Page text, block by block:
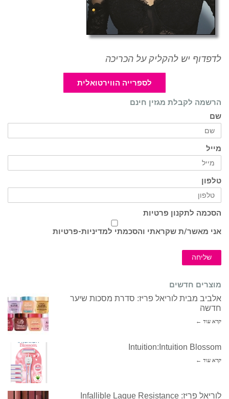
לדפדוף יש להקליק על הכריכה
לספרייה הווירטואלית
הרשמה לקבלת מגזין חינם
שם
מייל
טלפון
הסכמה לתקנון פרטיות
אני מאשר/ת שקראתי והסכמתי למדיניות-פרטיות
שליחה
מוצרים חדשים
אלביב מבית לוריאל פריז: סדרת מסכות שיער
חדשה
קרא עוד ←
Intuition:Intuition Blossom
קרא עוד ←
לוריאל פריז: Infallible Laque Resistance